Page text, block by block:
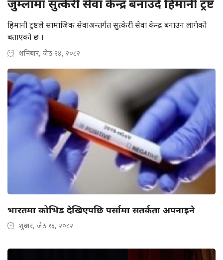
जुम्लामा सुत्केरी सेवा केन्द्र बनाउँदै हिमानी ट्रष्ट
हिमानी ट्रष्टले सामाजिक सेवाअन्तर्गत सुत्केरी सेवा केन्द्र बनाउन लागेको
बताएको छ ।
शनिबार, जेठ २४, २०८२
भारतमा कोभिड देखिएपछि पर्सामा सतर्कता अपनाइने
शुक्रबार, जेठ १६, २०८२